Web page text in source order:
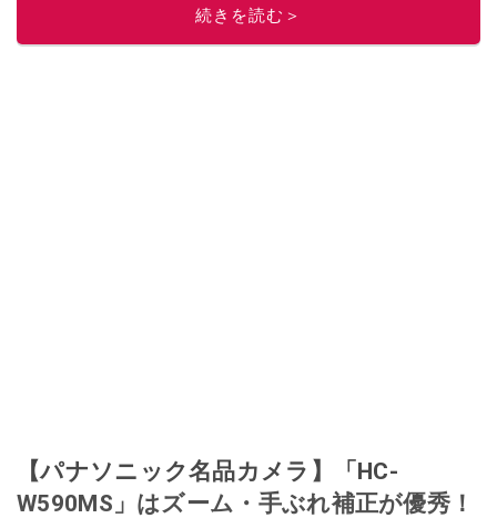
続きを読む＞
【パナソニック名品カメラ】「HC-
W590MS」はズーム・手ぶれ補正が優秀！